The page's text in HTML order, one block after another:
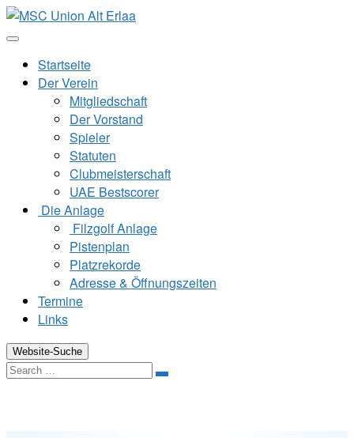
Zum
Inhalt
Startseite
Der Verein
Mitgliedschaft
Der Vorstand
Spieler
Statuten
Clubmeisterschaft
UAE Bestscorer
Die Anlage
Filzgolf Anlage
Pistenplan
Platzrekorde
Adresse & Öffnungszeiten
Termine
Links
Website-Suche
Search